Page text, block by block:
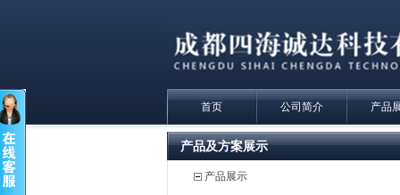
首页 公司简介 产品
产品及方案展示
产品展示